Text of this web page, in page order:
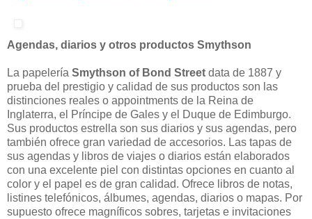
Agendas, diarios y otros productos Smythson
La papelería Smythson of Bond Street data de 1887 y
prueba del prestigio y calidad de sus productos son las
distinciones reales o appointments de la Reina de
Inglaterra, el Príncipe de Gales y el Duque de Edimburgo.
Sus productos estrella son sus diarios y sus agendas, pero
también ofrece gran variedad de accesorios. Las tapas de
sus agendas y libros de viajes o diarios están elaborados
con una excelente piel con distintas opciones en cuanto al
color y el papel es de gran calidad. Ofrece libros de notas,
listines telefónicos, álbumes, agendas, diarios o mapas. Por
supuesto ofrece magníficos sobres, tarjetas e invitaciones